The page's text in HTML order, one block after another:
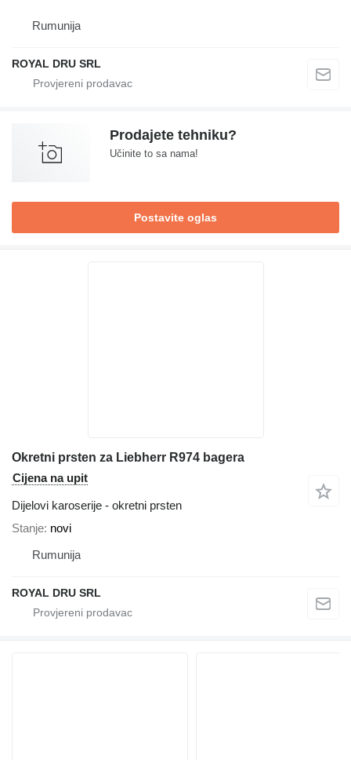
Rumunija
ROYAL DRU SRL
Prodajete tehniku?
Učinite to sa nama!
Postavite oglas
Okretni prsten za Liebherr R974 bagera
Cijena na upit
Dijelovi karoserije - okretni prsten
Stanje novi
Rumunija
ROYAL DRU SRL